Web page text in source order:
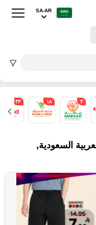
SA-AR
٣ ١٨ ٣٣
السعودية,